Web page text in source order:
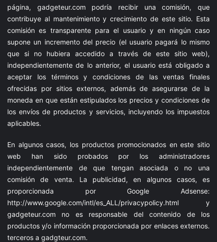
página, gadgeteur.com podría recibir una comisión, que
contribuye al mantenimiento y crecimiento de este sitio. Esta
comisión es transparente para el usuario y en ningún caso
supone un incremento del precio (el usuario pagará lo mismo
que si no hubiera accedido a través de este sitio web),
independientemente de lo anterior, el usuario está obligado a
aceptar los términos y condiciones de las ventas finales
ofrecidas por sitios externos, además de asegurarse de la
moneda en que están estipulados los precios y condiciones de
los envíos de productos y servicios, incluyendo los impuestos
aplicables.
En algunos casos, los productos promocionados en este sitio
web han sido probados por los administradores
independientemente de que tengan asociada o no una
comisión de venta. La publicidad, en algunos casos, es
proporcionada por Google Adsense:
http://www.google.com/intl/es_ALL/privacypolicy.html y
gadgeteur.com no es responsable del contenido de los
productos y/o información proporcionada por enlaces externos.
terceros a gadgteur.com.